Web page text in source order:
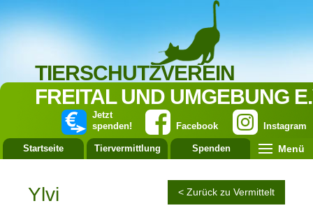
TIERSCHUTZVEREIN
FREITAL UND UMGEBUNG
Instagram
Facebook
Jetzt
spenden!
Startseite Tiervermittlung Spenden Menü
Ylvi < Zurück zu Vermittelt